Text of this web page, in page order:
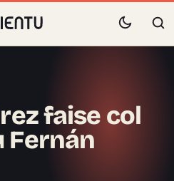
faise col
Fernán